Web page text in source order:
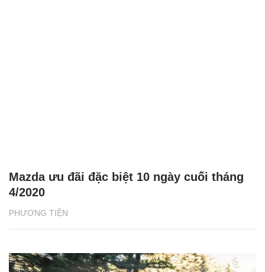
PHƯƠNG TIỆN
Mazda ưu đãi đặc biệt 10 ngày cuối tháng
4/2020